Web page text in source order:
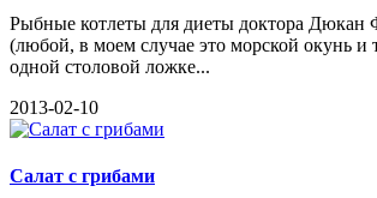
Рыбные котлеты для диеты доктора
(любой, в моем случае это морской окунь и
одной столовой ложке...
2013-02-10
Салат с грибами